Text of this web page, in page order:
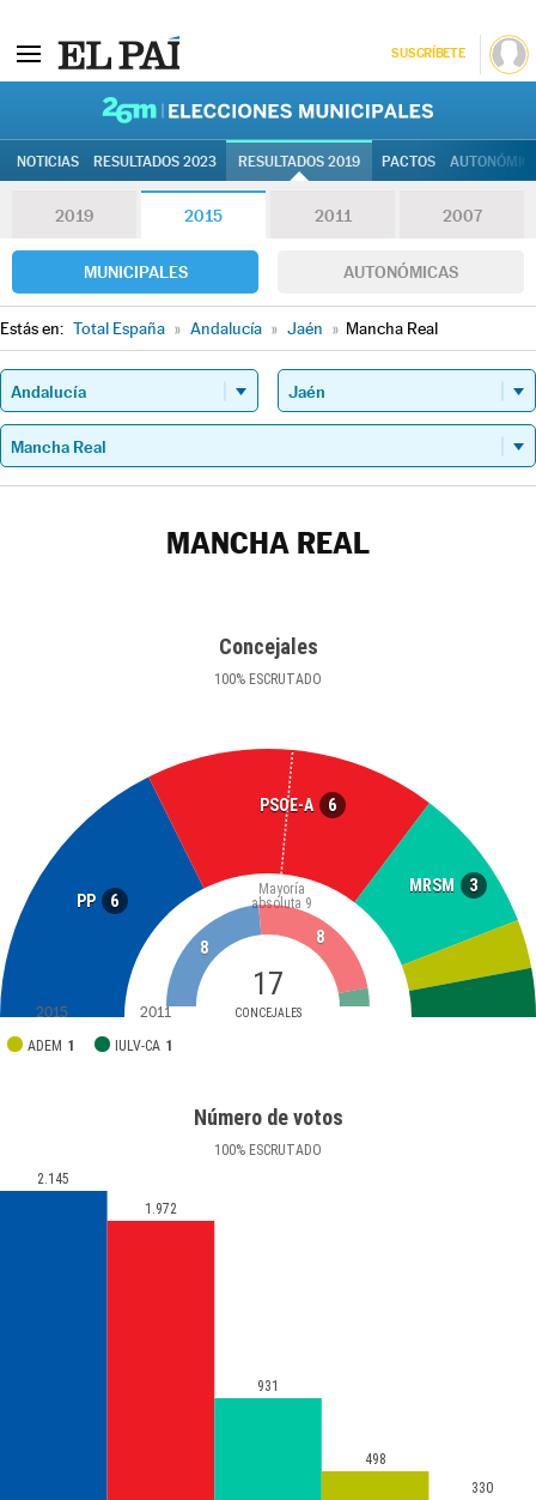
SUSCRÍBETE
NOTICIAS RESULTADOS 2023 RESULTADOS 2019 PACTOS
2019 2015 2011 2007
MUNICIPALES AUTONÓMICAS
Estás en: Total España » Andalucía » Jaén » Mancha Real
MANCHA REAL
Concejales
100% ESCRUTADO
PP 6
PSOE-A 6
MRSM 3
17
CONCEJALES
Mayoría
absoluta 9
ADEM 1 IULV-CA 1
8
8
2015 2011
Número de votos
100% ESCRUTADO
2.145
1.972
931
498
330